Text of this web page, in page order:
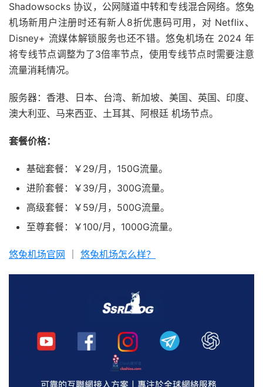
Shadowsocks 协议，公网隧道中转和专线混合网络。悠兔
机场新用户注册时还有新人8折优惠码可用，对 Netflix、
Disney+ 流媒体解锁服务也还不错。悠兔机场在 2024 年
将专线节点调整为了3倍率节点，使用专线节点时需要注意
流量消耗情况。
服务器：香港、日本、台湾、新加坡、美国、英国、印度、
澳大利亚、马来西亚、土耳其、阿根廷 机场节点。
套餐价格：
基础套餐：￥29/月，150G流量。
进阶套餐：￥39/月，300G流量。
高级套餐：￥59/月，500G流量。
至尊套餐：￥100/月，1000G流量。
悠兔机场官网 悠兔机场怎么样？